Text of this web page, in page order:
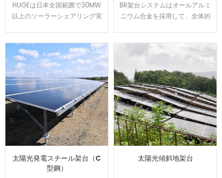
HUGEは日本全国範囲で30MW
以上のソーラーシェアリング実
発して、太陽光パネルの影が夏
の高温から作物や耕作者を守り
ます。農地資源の有効活用と経
済収益をアップするのはお客様
から良い評判を貰いました。
BR架台システムはオールアルミ
ニウム合金を採用して、全体的
ンに取り付けられます、太陽光
発電システムを設置する時間と
コストは節約できます。アルミ
表面は陽極処理で、耐食性が強
くて、太陽光架台は悪質な環境
で長い使用寿命を確保できま
す。
太陽光発電スチール架台（C
型鋼）
太陽光傾斜地架台